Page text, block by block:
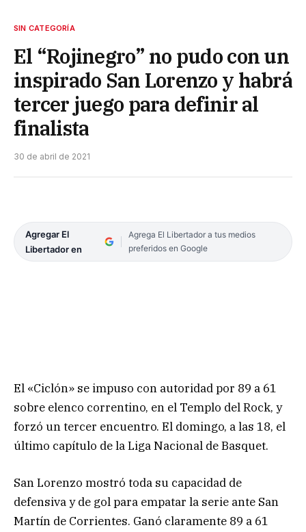
SIN CATEGORÍA
El “Rojinegro” no pudo con un
inspirado San Lorenzo y habrá
tercer juego para definir al
finalista
30 de abril de 2021
Agregar El
Libertador en
Agrega El Libertador a tus medios
preferidos en Google
El «Ciclón» se impuso con autoridad por 89 a 61
sobre elenco correntino, en el Templo del Rock, y
forzó un tercer encuentro. El domingo, a las 18, el
último capítulo de la Liga Nacional de Basquet.
San Lorenzo mostró toda su capacidad de
defensiva y de gol para empatar la serie ante San
Martín de Corrientes. Ganó claramente 89 a 61